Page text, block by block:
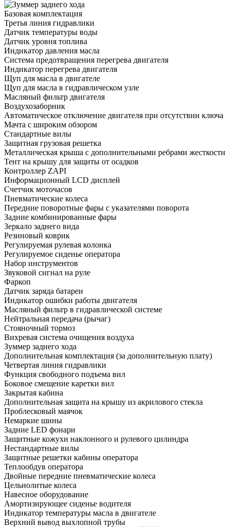
Базовая комплектация
Третья линия гидравлики
Датчик температуры воды
Датчик уровня топлива
Индикатор давления масла
Система предотвращения перегрева двигателя
Индикатор перегрева двигателя
Щуп для масла в двигателе
Щуп для масла в гидравлическом узле
Масляный фильтр двигателя
Воздухозаборник
Автоматическое отключение двигателя при отсутствии ключа
Мачта с широким обзором
Стандартные вилы
Защитная грузовая решетка
Металлическая крыша с дополнительными ребрами жесткости
Тент на крышу для защиты от осадков
Контроллер ZAPI
Информационный LCD дисплей
Счетчик моточасов
Пневматические колеса
Передние поворотные фары с указателями поворота
Задние комбинированные фары
Зеркало заднего вида
Резиновый коврик
Регулируемая рулевая колонка
Регулируемое сиденье оператора
Набор инструментов
Звуковой сигнал на руле
Фаркоп
Датчик заряда батареи
Индикатор ошибки работы двигателя
Масляный фильтр в гидравлической системе
Нейтральная передача (рычаг)
Стояночный тормоз
Вихревая система очищения воздуха
Зуммер заднего хода
Дополнительная комплектация (за дополнительную плату)
Четвертая линия гидравлики
Функция свободного подъема вил
Боковое смещение каретки вил
Закрытая кабина
Дополнительная защита на крышу из акрилового стекла
Проблесковый маячок
Немаркие шины
Задние LED фонари
Защитные кожухи наклонного и рулевого цилиндра
Нестандартные вилы
Защитные решетки кабины оператора
Теплообдув оператора
Двойные передние пневматические колеса
Цельнолитые колеса
Навесное оборудование
Амортизирующее сиденье водителя
Индикатор температуры масла в двигателе
Верхний вывод выхлопной трубы